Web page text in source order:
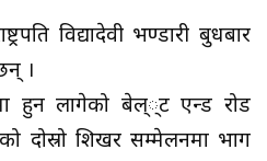
विद्यादेवी भण्डारी बुधबार
।
हुन लागेको बेल््ट एन्ड रोड
दोस्रो शिखर सम्मेलनमा भाग